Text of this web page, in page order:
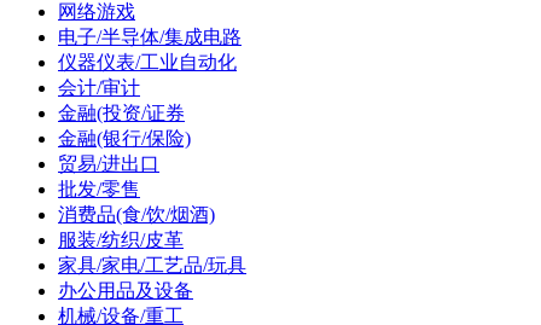
网络游戏
电子/半导体/集成电路
仪器仪表/工业自动化
会计/审计
金融(投资/证券
金融(银行/保险)
贸易/进出口
批发/零售
消费品(食/饮/烟酒)
服装/纺织/皮革
家具/家电/工艺品/玩具
办公用品及设备
机械/设备/重工